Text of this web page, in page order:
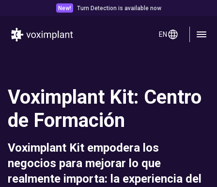
New! Turn Detection is available now
EN
Voximplant Kit: Centro
de Formación
Voximplant Kit empodera los
negocios para mejorar lo que
realmente importa: la experiencia del